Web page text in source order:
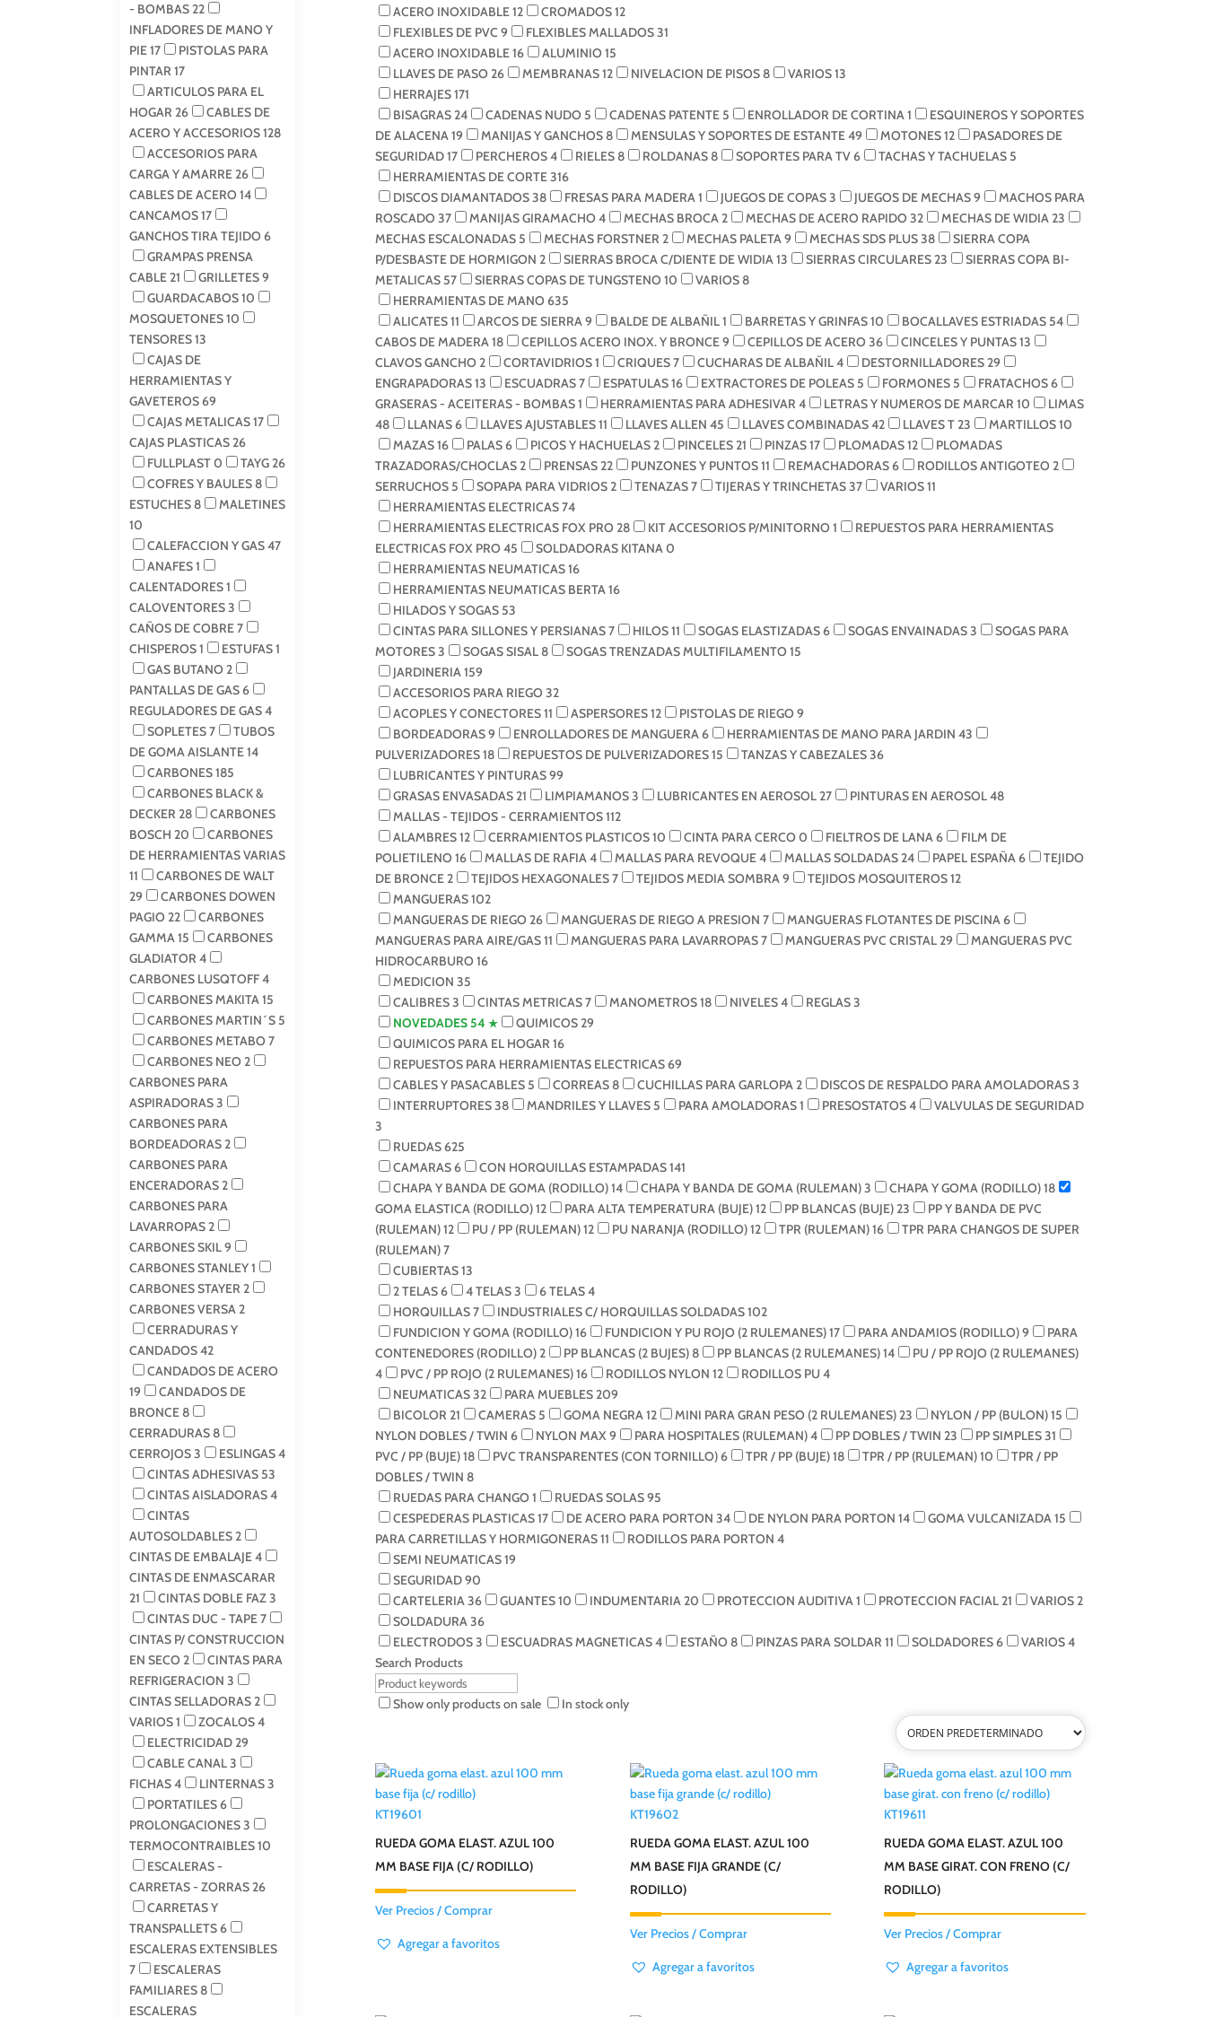
ACERO INOXIDABLE12 CROMADOS12
FLEXIBLES DE PVC 9 FLEXIBLES MALLADOS31
ACERO INOXIDABLE16 ALUMINIO 15
LLAVES DE PASO 26 MEMBRANAS12 NIVELACION DE PISOS 8 VARIOS13
HERRAJES171
BISAGRAS24 CADENAS NUDO 5 CADENAS PATENTE 5 ENROLLADOR DE CORTINA1
ESQUINEROS Y SOPORTES
DE ALACENA19 MANIJAS Y GANCHOS 8 MENSULAS Y SOPORTES DE ESTANTE49 MOTONES12
PASADORES DE
SEGURIDAD17 PERCHEROS4 RIELES 8 ROLDANAS 8 SOPORTES PARA TV6 TACHAS Y TACHUELAS 5
HERRAMIENTAS DE CORTE316
DISCOS DIAMANTADOS38 FRESAS PARA MADERA1 JUEGOS DE COPAS3 JUEGOS DE MECHAS9
MACHOS PARA
ROSCADO 37 MANIJAS GIRAMACHO 4 MECHAS BROCA2 MECHAS DE ACERO RAPIDO 32 MECHAS DE WIDIA23
MECHAS ESCALONADAS 5 MECHAS FORSTNER 2 MECHAS PALETA9 MECHAS SDS PLUS38
SIERRA COPA
P/DESBASTE DE HORMIGON 2 SIERRAS BROCA C/DIENTE DE WIDIA13 SIERRAS CIRCULARES23
SIERRAS COPA BI-
METALICAS 57 SIERRAS COPAS DE TUNGSTENO 10 VARIOS 8
HERRAMIENTAS DE MANO 635
ALICATES11 ARCOS DE SIERRA9 BALDE DE ALBAÑIL1 BARRETAS Y GRINFAS10 BOCALLAVES ESTRIADAS 54
CABOS DE MADERA18 CEPILLOS ACERO INOX. Y BRONCE9 CEPILLOS DE ACERO 36 CINCELES Y PUNTAS13
CLAVOS GANCHO 2 CORTAVIDRIOS1 CRIQUES7 CUCHARAS DE ALBAÑIL4 DESTORNILLADORES29
ENGRAPADORAS13 ESCUADRAS7 ESPATULAS16 EXTRACTORES DE POLEAS 5 FORMONES 5 FRATACHOS6
GRASERAS - ACEITERAS - BOMBAS1 HERRAMIENTAS PARA ADHESIVAR 4 LETRAS Y NUMEROS DE MARCAR 10
LIMAS
48
LLANAS6 LLAVES AJUSTABLES11 LLAVES ALLEN 45 LLAVES COMBINADAS42 LLAVES T23 MARTILLOS10
MAZAS16 PALAS6 PICOS Y HACHUELAS2 PINCELES21 PINZAS17 PLOMADAS12
PLOMADAS
TRAZADORAS/CHOCLAS2 PRENSAS22 PUNZONES Y PUNTOS11 REMACHADORAS6 RODILLOS ANTIGOTEO 2
SERRUCHOS 5 SOPAPA PARA VIDRIOS2 TENAZAS7 TIJERAS Y TRINCHETAS37 VARIOS11
HERRAMIENTAS ELECTRICAS74
HERRAMIENTAS ELECTRICAS FOX PRO 28 KIT ACCESORIOS P/MINITORNO 1
REPUESTOS PARA HERRAMIENTAS
ELECTRICAS FOX PRO 45 SOLDADORAS KITANA0
HERRAMIENTAS NEUMATICAS16
HERRAMIENTAS NEUMATICAS BERTA16
HILADOS Y SOGAS 53
CINTAS PARA SILLONES Y PERSIANAS7 HILOS11 SOGAS ELASTIZADAS6 SOGAS ENVAINADAS3
SOGAS PARA
MOTORES3 SOGAS SISAL 8 SOGAS TRENZADAS MULTIFILAMENTO 15
JARDINERIA159
ACCESORIOS PARA RIEGO 32
ACOPLES Y CONECTORES11 ASPERSORES12 PISTOLAS DE RIEGO 9
BORDEADORAS9 ENROLLADORES DE MANGUERA6 HERRAMIENTAS DE MANO PARA JARDIN 43
PULVERIZADORES18 REPUESTOS DE PULVERIZADORES15 TANZAS Y CABEZALES36
LUBRICANTES Y PINTURAS99
GRASAS ENVASADAS21 LIMPIAMANOS3 LUBRICANTES EN AEROSOL27 PINTURAS EN AEROSOL48
MALLAS - TEJIDOS - CERRAMIENTOS112
ALAMBRES12 CERRAMIENTOS PLASTICOS10 CINTA PARA CERCO 0 FIELTROS DE LANA6
FILM DE
POLIETILENO 16 MALLAS DE RAFIA4 MALLAS PARA REVOQUE4 MALLAS SOLDADAS24 PAPEL ESPAÑA6
TEJIDO
DE BRONCE2 TEJIDOS HEXAGONALES7 TEJIDOS MEDIA SOMBRA9 TEJIDOS MOSQUITEROS12
MANGUERAS102
MANGUERAS DE RIEGO 26 MANGUERAS DE RIEGO A PRESION 7 MANGUERAS FLOTANTES DE PISCINA6
MANGUERAS PARA AIRE/GAS11 MANGUERAS PARA LAVARROPAS7 MANGUERAS PVC CRISTAL29
MANGUERAS PVC
HIDROCARBURO 16
MEDICION 35
CALIBRES3 CINTAS METRICAS7 MANOMETROS18 NIVELES4 REGLAS3
NOVEDADES54 QUIMICOS29
QUIMICOS PARA EL HOGAR 16
REPUESTOS PARA HERRAMIENTAS ELECTRICAS69
CABLES Y PASACABLES 5 CORREAS 8 CUCHILLAS PARA GARLOPA2 DISCOS DE RESPALDO PARA AMOLADORAS3
INTERRUPTORES38 MANDRILES Y LLAVES 5 PARA AMOLADORAS1 PRESOSTATOS4
VALVULAS DE SEGURIDAD
3
RUEDAS625
CAMARAS6 CON HORQUILLAS ESTAMPADAS141
CHAPA Y BANDA DE GOMA (RODILLO)14 CHAPA Y BANDA DE GOMA (RULEMAN)3 CHAPA Y GOMA (RODILLO)18
GOMA ELASTICA (RODILLO)12 PARA ALTA TEMPERATURA (BUJE)12 PP BLANCAS (BUJE)23
PP Y BANDA DE PVC
(RULEMAN)12 PU / PP (RULEMAN)12 PU NARANJA (RODILLO)12 TPR (RULEMAN)16
TPR PARA CHANGOS DE SUPER
(RULEMAN)7
CUBIERTAS13
2 TELAS6 4 TELAS3 6 TELAS4
HORQUILLAS7 INDUSTRIALES C/ HORQUILLAS SOLDADAS102
FUNDICION Y GOMA (RODILLO)16 FUNDICION Y PU ROJO (2 RULEMANES)17 PARA ANDAMIOS (RODILLO)9
PARA
CONTENEDORES (RODILLO)2 PP BLANCAS (2 BUJES) 8 PP BLANCAS (2 RULEMANES)14
PU / PP ROJO (2 RULEMANES)
4
PVC / PP ROJO (2 RULEMANES)16 RODILLOS NYLON 12 RODILLOS PU 4
NEUMATICAS32 PARA MUEBLES209
BICOLOR 21 CAMERAS 5 GOMA NEGRA12 MINI PARA GRAN PESO (2 RULEMANES)23 NYLON / PP (BULON)15
NYLON DOBLES / TWIN 6 NYLON MAX9 PARA HOSPITALES (RULEMAN)4 PP DOBLES / TWIN 23 PP SIMPLES31
PVC / PP (BUJE)18 PVC TRANSPARENTES (CON TORNILLO)6 TPR / PP (BUJE)18 TPR / PP (RULEMAN)10
TPR / PP
DOBLES / TWIN 8
RUEDAS PARA CHANGO 1 RUEDAS SOLAS95
CESPEDERAS PLASTICAS17 DE ACERO PARA PORTON 34 DE NYLON PARA PORTON 14 GOMA VULCANIZADA15
PARA CARRETILLAS Y HORMIGONERAS11 RODILLOS PARA PORTON 4
SEMI NEUMATICAS19
SEGURIDAD90
CARTELERIA36 GUANTES10 INDUMENTARIA20 PROTECCION AUDITIVA1 PROTECCION FACIAL21 VARIOS2
SOLDADURA36
ELECTRODOS3 ESCUADRAS MAGNETICAS4 ESTAÑO 8 PINZAS PARA SOLDAR 11 SOLDADORES6 VARIOS4
Search Products
Show only products on sale In stock only
KT19601
RUEDA GOMA ELAST. AZUL 100
MM BASE FIJA (C/ RODILLO)
Ver Precios / Comprar
Agregar a favoritos
KT19602
RUEDA GOMA ELAST. AZUL 100
MM BASE FIJA GRANDE (C/
RODILLO)
Ver Precios / Comprar
Agregar a favoritos
KT19611
RUEDA GOMA ELAST. AZUL 100
MM BASE GIRAT. CON FRENO (C/
RODILLO)
Ver Precios / Comprar
Agregar a favoritos
- BOMBAS22
INFLADORES DE MANO Y
PIE17
PISTOLAS PARA
PINTAR17
ARTICULOS PARA EL
HOGAR26
CABLES DE
ACERO Y ACCESORIOS128
ACCESORIOS PARA
CARGA Y AMARRE26
CABLES DE ACERO14
CANCAMOS17
GANCHOS TIRA TEJIDO6
GRAMPAS PRENSA
CABLE21 GRILLETES9
GUARDACABOS10
MOSQUETONES10
TENSORES13
CAJAS DE
HERRAMIENTAS Y
GAVETEROS69
CAJAS METALICAS17
CAJAS PLASTICAS26
FULLPLAST0 TAYG26
COFRES Y BAULES 8
ESTUCHES 8
MALETINES
10
CALEFACCION Y GAS47
ANAFES1
CALENTADORES1
CALOVENTORES3
CAÑOS DE COBRE7
CHISPEROS1 ESTUFAS1
GAS BUTANO2
PANTALLAS DE GAS6
REGULADORES DE GAS4
SOPLETES7
TUBOS
DE GOMA AISLANTE14
CARBONES185
CARBONES BLACK &
DECKER28
CARBONES
BOSCH20
CARBONES
DE HERRAMIENTAS VARIAS
11
CARBONES DE WALT
29
CARBONES DOWEN
PAGIO22
CARBONES
GAMMA15
CARBONES
GLADIATOR4
CARBONES LUSQTOFF4
CARBONES MAKITA15
CARBONES MARTIN´S 5
CARBONES METABO7
CARBONES NEO2
CARBONES PARA
ASPIRADORAS3
CARBONES PARA
BORDEADORAS2
CARBONES PARA
ENCERADORAS2
CARBONES PARA
LAVARROPAS2
CARBONES SKIL9
CARBONES STANLEY1
CARBONES STAYER2
CARBONES VERSA2
CERRADURAS Y
CANDADOS42
CANDADOS DE ACERO
19
CANDADOS DE
BRONCE 8
CERRADURAS 8
CERROJOS3 ESLINGAS4
CINTAS ADHESIVAS 53
CINTAS AISLADORAS4
CINTAS
AUTOSOLDABLES2
CINTAS DE EMBALAJE4
CINTAS DE ENMASCARAR
21
CINTAS DOBLE FAZ3
CINTAS DUC - TAPE7
CINTAS P/ CONSTRUCCION
EN SECO2
CINTAS PARA
REFRIGERACION3
CINTAS SELLADORAS2
VARIOS1 ZOCALOS4
ELECTRICIDAD29
CABLE CANAL3
FICHAS4 LINTERNAS3
PORTATILES6
PROLONGACIONES3
TERMOCONTRAIBLES10
ESCALERAS -
CARRETAS - ZORRAS26
CARRETAS Y
TRANSPALLETS6
ESCALERAS EXTENSIBLES
7
ESCALERAS
FAMILIARES 8
ESCALERAS